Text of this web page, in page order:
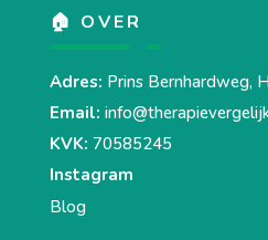
🏠 OVER
Adres: Prins Bernhardweg,
Email:
KVK: 70585245
Instagram
Blog